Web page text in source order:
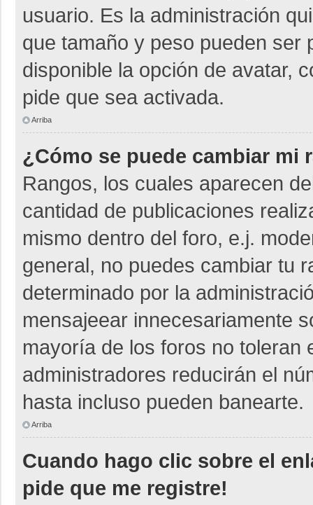
usuario. Es la administración
que tamaño y peso pueden ser
disponible la opción de avatar,
pide que sea activada.
Arriba
¿Cómo se puede cambiar mi
Rangos, los cuales aparecen
cantidad de publicaciones
mismo dentro del foro, e.j.
general, no puedes cambiar tu
determinado por la
mensajeear innecesariamente
mayoría de los foros no toleran
administradores reducirán el
hasta incluso pueden banearte.
Arriba
Cuando hago clic sobre el
pide que me registre!